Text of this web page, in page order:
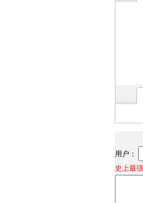
用户：
史上最